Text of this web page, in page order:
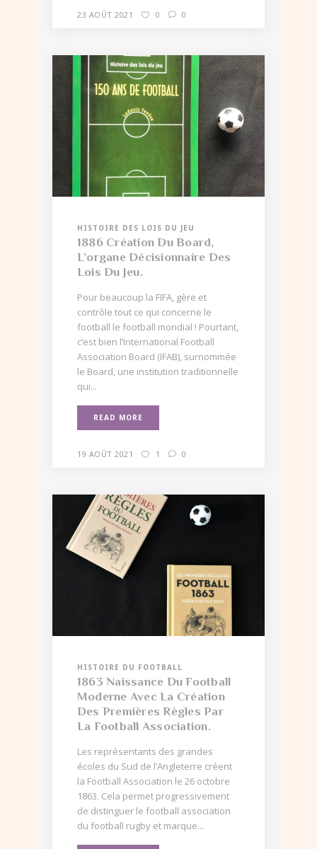
23 AOÛT 2021 0 0
HISTOIRE DES LOIS DU JEU
1886 Création Du Board,
L’organe Décisionnaire Des
Lois Du Jeu.
Pour beaucoup la FIFA, gère et
contrôle tout ce qui concerne le
football le football mondial ! Pourtant,
c’est bien l’International Football
Association Board (IFAB), surnommée
le Board, une institution traditionnelle
qui...
READ MORE
19 AOÛT 2021 1 0
HISTOIRE DU FOOTBALL
1863 Naissance Du Football
Moderne Avec La Création
Des Premières Règles Par
La Football Association.
Les représentants des grandes
écoles du Sud de l’Angleterre créent
la Football Association le 26 octobre
1863. Cela permet progressivement
de distinguer le football association
du football rugby et marque...